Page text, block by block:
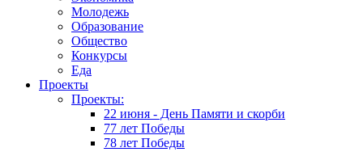
Молодежь
Образование
Общество
Конкурсы
Еда
Проекты
Проекты:
22 июня - День Памяти и скорби
77 лет Победы
78 лет Победы